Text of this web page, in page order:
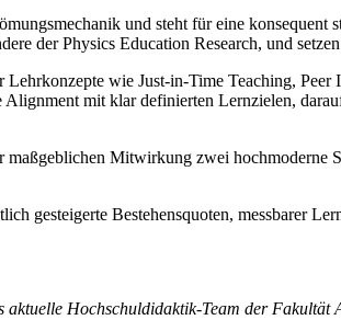
und steht für eine
der Physics Education Research, und
wie Just-in-Time Teaching, Peer
mit klar definierten Lernzielen,
Mitwirkung zwei
gesteigerte Bestehensquoten, messbarer
aktuelle Hochschuldidaktik-Team der Fakultät